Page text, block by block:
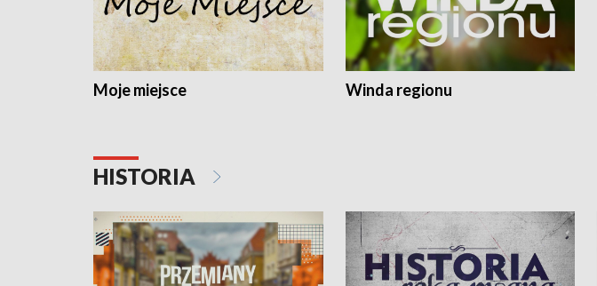
Moje miejsce Winda regionu
HISTORIA